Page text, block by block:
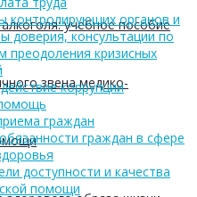
учебное пособие
звена медико-
контролирующих органов и
доверия, консультации по
преодоления кризисных
коррупции
граждан
граждан в сфере
доступности и качества
помощи